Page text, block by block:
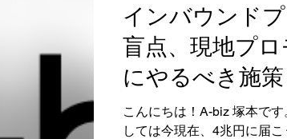
インバウンド
盲点、現地プ
にやるべき施策
こんにちは！A-biz 塚本で
しては今現在、4兆円に届